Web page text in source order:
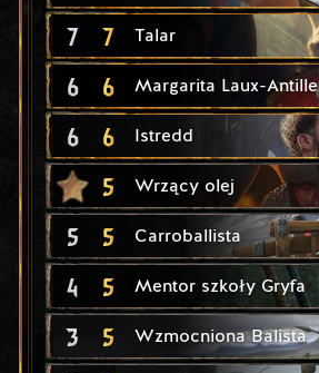
7 7 Talar
6 6 Margarita Laux-Antille
6 6 Istredd
5 Wrzący olej
5 5 Carroballista
4 5 Mentor szkoły Gryfa
3 5 Wzmocniona Balista